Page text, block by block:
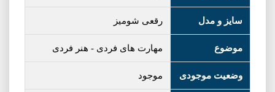
سایز و مدل رقعی شومیز
موضوع مهارت های فردی - هنر فردی
وضعیت موجودی موجود